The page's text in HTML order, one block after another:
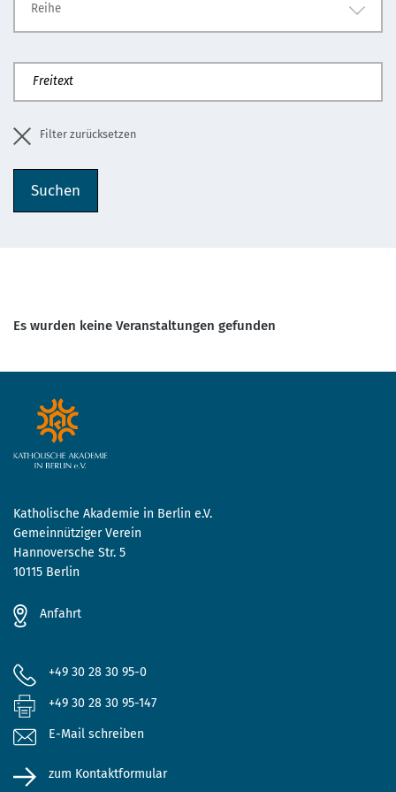
Reihe
Es wurden keine Veranstaltungen gefunden
Katholische Akademie in Berlin e.V.
Gemeinnütziger Verein
Hannoversche Str. 5
10115 Berlin
Anfahrt
+49 30 28 30 95-0
+49 30 28 30 95-147
E-Mail schreiben
zum Kontaktformular